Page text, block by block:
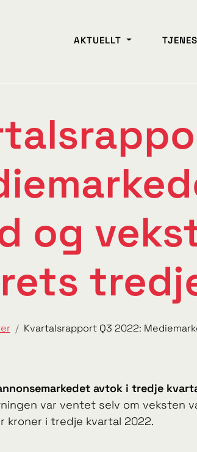
AKTUELLT
og
Kvartalsrapport Q3 2022:
avtok i tredje
var ventet selv om veksten
kroner i tredje kvartal 2022.